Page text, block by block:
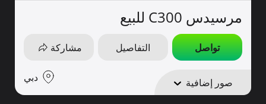
مرسيدس C300 للبيع
تواصل التفاصيل مشاركة
صور إضافية دبي